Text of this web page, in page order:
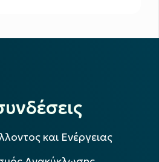
και Ενέργειας